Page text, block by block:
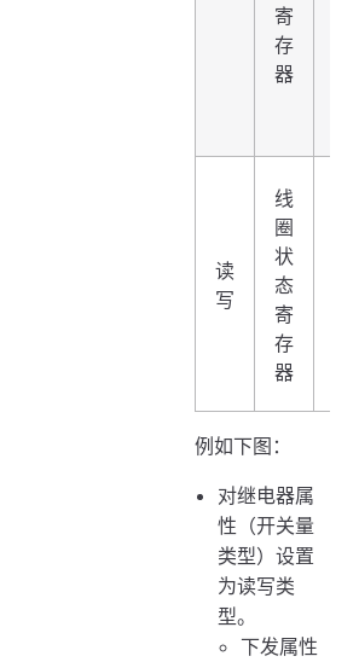
寄
存
器
读
写
线
圈
状
态
寄
存
器
例如下图：
对继电器属
性（开关量
类型）设置
为读写类
型。
下发属性